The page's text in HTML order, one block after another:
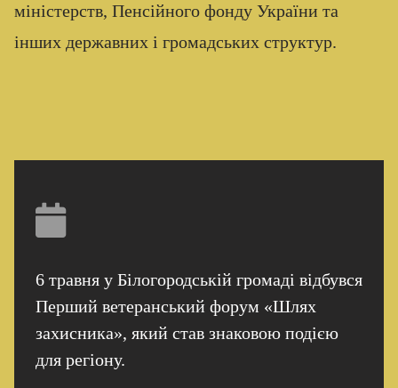
міністерств, Пенсійного фонду України та
інших державних і громадських структур.
6 травня у Білогородській громаді відбувся
Перший ветеранський форум «Шлях
захисника», який став знаковою подією
для регіону.